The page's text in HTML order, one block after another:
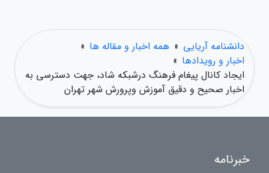
دانشنامه آریایی » همه اخبار و مقاله ها »
اخبار و رویدادها »
ایجاد کانال پیغام فرهنگ درشبکه شاد، جهت دسترسی به
اخبار صحیح و دقیق آموزش وپرورش شهر تهران
خبرنامه